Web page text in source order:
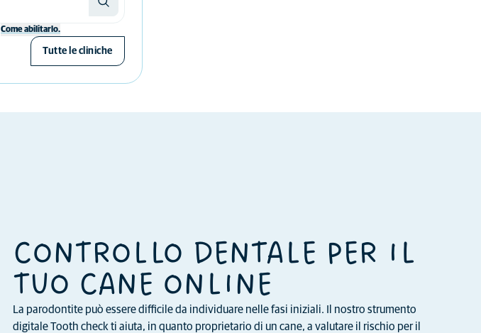
Come abilitarlo.
Tutte le cliniche
CONTROLLO DENTALE PER IL
TUO CANE ONLINE
La parodontite può essere difficile da individuare nelle fasi iniziali. Il nostro strumento
digitale Tooth check ti aiuta, in quanto proprietario di un cane, a valutare il rischio per il